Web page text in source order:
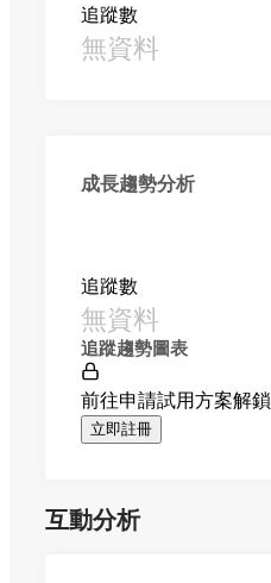
追蹤數
無資料
成長趨勢分析
追蹤數
無資料
追蹤趨勢圖表
前往申請試用方案解鎖
立即註冊
互動分析